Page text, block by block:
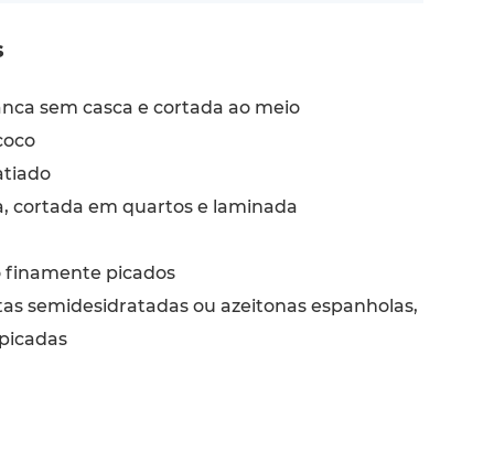
sem casca e cortada ao meio
cortada em quartos e laminada
picados
semidesidratadas ou azeitonas espanholas,